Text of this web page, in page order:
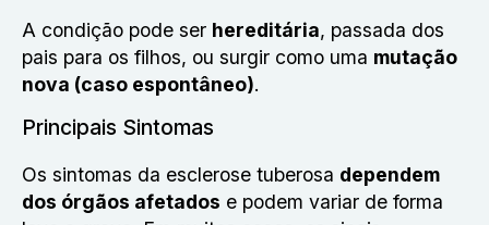
A condição pode ser hereditária, passada dos
pais para os filhos, ou surgir como uma mutação
nova (caso espontâneo).
Principais Sintomas
Os sintomas da esclerose tuberosa dependem
dos órgãos afetados e podem variar de forma